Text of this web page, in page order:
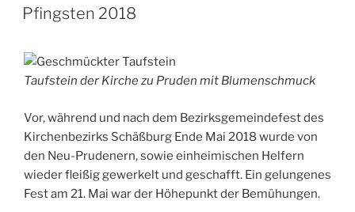
AM
Pfingsten 2018
Taufstein der Kirche zu Pruden mit Blumenschmuck
Vor, während und nach dem Bezirksgemeindefest des
Kirchenbezirks Schäßburg Ende Mai 2018 wurde von
den Neu-Prudenern, sowie einheimischen Helfern
wieder fleißig gewerkelt und geschafft. Ein gelungenes
Fest am 21. Mai war der Höhepunkt der Bemühungen.